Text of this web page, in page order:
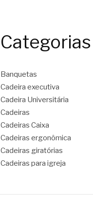
Categorias
Banquetas
Cadeira executiva
Cadeira Universitária
Cadeiras
Cadeiras Caixa
Cadeiras ergonômica
Cadeiras giratórias
Cadeiras para igreja